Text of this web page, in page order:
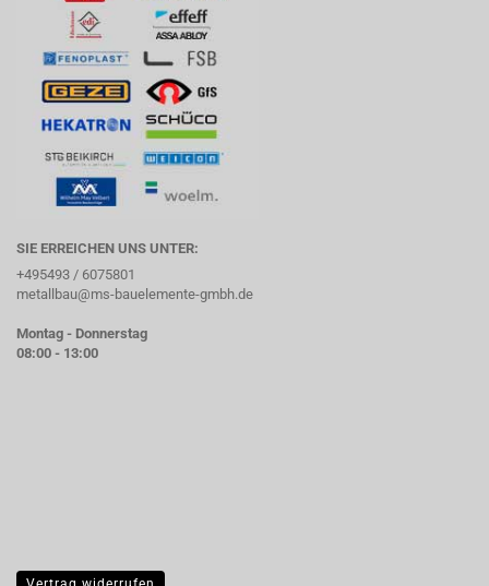
SIE ERREICHEN UNS UNTER:
+495493 / 6075801
metallbau@ms-bauelemente-gmbh.de
Montag - Donnerstag
08:00 - 13:00